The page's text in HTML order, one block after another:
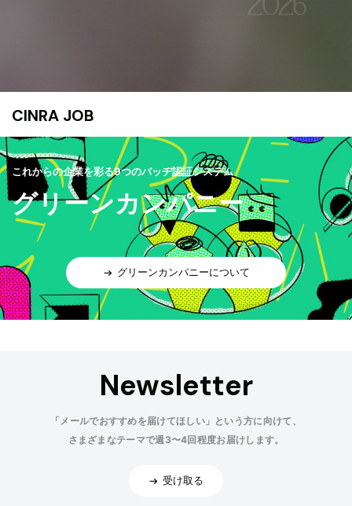
CINRA JOB
これからの企業を彩る9つのバッヂ認証システム
グリーンカンパニー
グリーンカンパニーについて
Newsletter
「メールでおすすめを届けてほしい」という方に向けて、
さまざまなテーマで週3〜4回程度お届けします。
受け取る